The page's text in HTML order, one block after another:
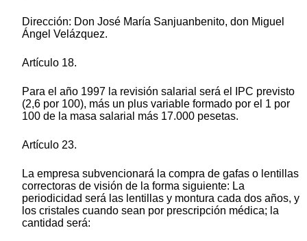
Dirección: Don José María Sanjuanbenito, don Miguel
Ángel Velázquez.
Artículo 18.
Para el año 1997 la revisión salarial será el IPC previsto
(2,6 por 100), más un plus variable formado por el 1 por
100 de la masa salarial más 17.000 pesetas.
Artículo 23.
La empresa subvencionará la compra de gafas o lentillas
correctoras de visión de la forma siguiente: La
periodicidad será las lentillas y montura cada dos años, y
los cristales cuando sean por prescripción médica; la
cantidad será: